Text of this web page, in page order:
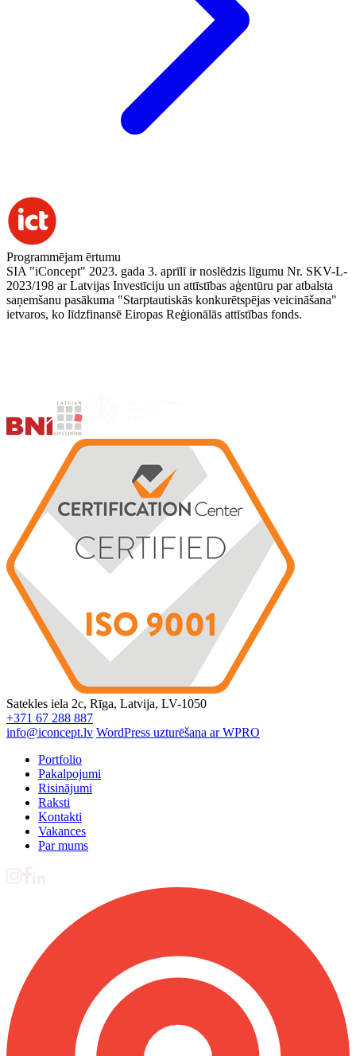
Programmējam ērtumu
SIA "iConcept" 2023. gada 3. aprīlī ir noslēdzis līgumu Nr. SKV-L-
2023/198 ar Latvijas Investīciju un attīstības aģentūru par atbalsta
saņemšanu pasākuma "Starptautiskās konkurētspējas veicināšana"
ietvaros, ko līdzfinansē Eiropas Reģionālās attīstības fonds.
Satekles iela 2c, Rīga, Latvija, LV-1050
+371 67 288 887
info@iconcept.lv WordPress uzturēšana ar WPRO
Portfolio
Pakalpojumi
Risinājumi
Raksti
Kontakti
Vakances
Par mums